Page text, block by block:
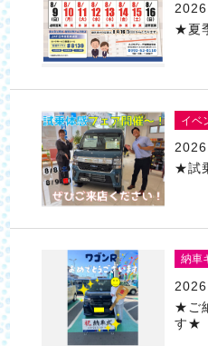
★夏
イベ
★試
納車
★ご
す★